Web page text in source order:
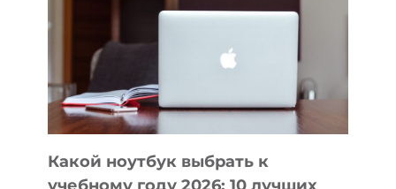
ПОМОГАЮТ
СОЗДАВАТЬ
БЕЗ
СЛОЖНОГО
КОДА
Какой ноутбук выбрать к